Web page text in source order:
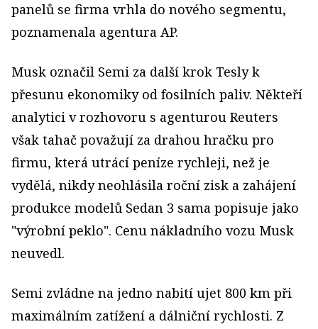
panelů se firma vrhla do nového segmentu,
poznamenala agentura AP.
Musk označil Semi za další krok Tesly k
přesunu ekonomiky od fosilních paliv. Někteří
analytici v rozhovoru s agenturou Reuters
však tahač považují za drahou hračku pro
firmu, která utrácí peníze rychleji, než je
vydělá, nikdy neohlásila roční zisk a zahájení
produkce modelů Sedan 3 sama popisuje jako
"výrobní peklo". Cenu nákladního vozu Musk
neuvedl.
Semi zvládne na jedno nabití ujet 800 km při
maximálním zatížení a dálniční rychlosti. Z